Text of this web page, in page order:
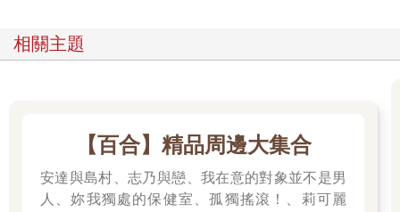
相關主題
【百合】精品周邊大集合
安達與島村、志乃與戀、我在意的對象並不是男
人、妳我獨處的保健室、孤獨搖滾！、莉可麗